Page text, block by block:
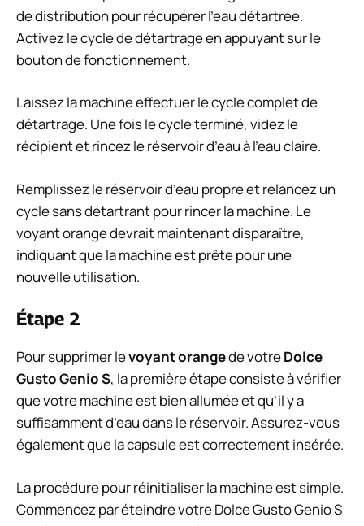
de distribution pour récupérer l’eau détartrée.
Activez le cycle de détartrage en appuyant sur le
bouton de fonctionnement.
Laissez la machine effectuer le cycle complet de
détartrage. Une fois le cycle terminé, videz le
récipient et rincez le réservoir d’eau à l’eau claire.
Remplissez le réservoir d’eau propre et relancez un
cycle sans détartrant pour rincer la machine. Le
voyant orange devrait maintenant disparaître,
indiquant que la machine est prête pour une
nouvelle utilisation.
Étape 2
Pour supprimer levoyant orangede votreDolce
Gusto Genio S, la première étape consiste à vérifier
que votre machine est bien allumée et qu’il y a
suffisamment d’eau dans le réservoir. Assurez-vous
également que la capsule est correctement insérée.
La procédure pour réinitialiser la machine est simple.
Commencez par éteindre votre Dolce Gusto Genio S